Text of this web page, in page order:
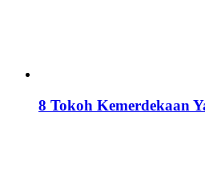
8 Tokoh Kemerdekaan